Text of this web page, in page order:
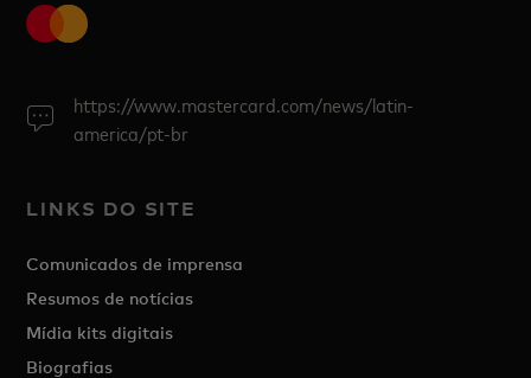
https://www.mastercard.com/news/latin-
america/pt-br
LINKS DO SITE
Comunicados de imprensa
Resumos de notícias
Mídia kits digitais
Biografias